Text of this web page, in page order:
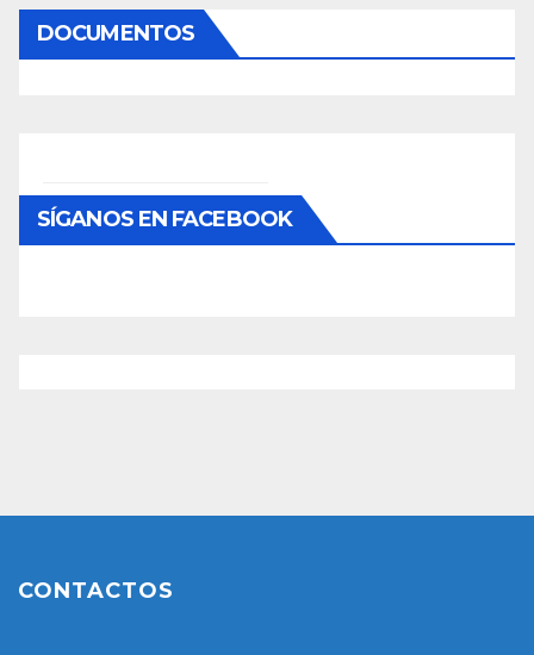
DOCUMENTOS
SÍGANOS EN FACEBOOK
CONTACTOS